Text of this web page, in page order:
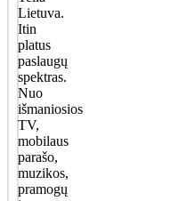
Lietuva.
Itin
platus
paslaugų
spektras.
Nuo
išmaniosios
TV,
mobilaus
parašo,
muzikos,
pramogų